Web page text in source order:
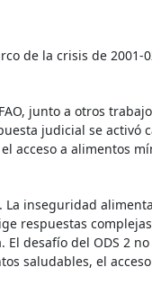
de la crisis de 2001-
junto a otros
judicial se activó
acceso a alimentos
inseguridad
respuestas
desafío del ODS 2
saludables, el